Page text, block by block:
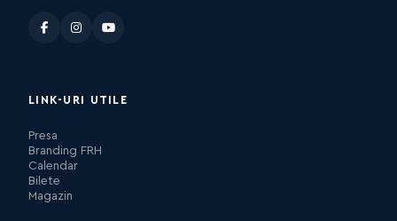
LINK-URI UTILE
Presa
Branding FRH
Calendar
Bilete
Magazin